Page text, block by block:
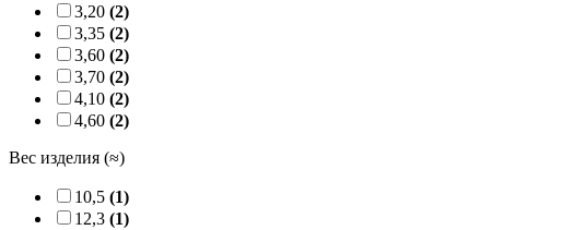
3,20 (2)
3,35 (2)
3,60 (2)
3,70 (2)
4,10 (2)
4,60 (2)
Вес изделия (≈)
10,5 (1)
12,3 (1)